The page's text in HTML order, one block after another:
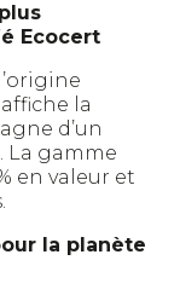
Ecocert
la
d’un
La gamme
en valeur et
la planète